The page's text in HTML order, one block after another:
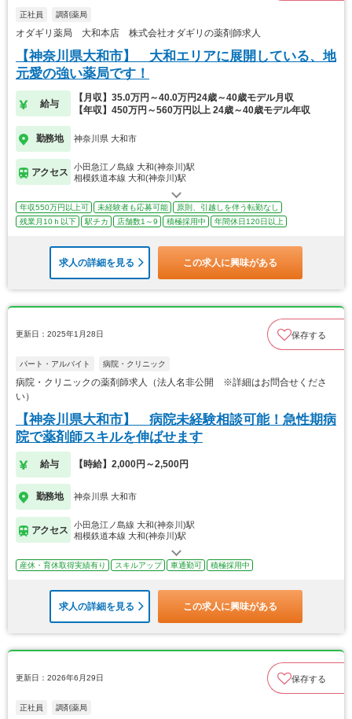
正社員 調剤薬局
オダギリ薬局 大和本店 株式会社オダギリの薬剤師求人
【神奈川県大和市】 大和エリアに展開している、地
元愛の強い薬局です！
給与
【月収】35.0万円～40.0万円24歳～40歳モデル月収
【年収】450万円～560万円以上 24歳～40歳モデル年収
勤務地 神奈川県 大和市
アクセス
小田急江ノ島線 大和(神奈川)駅
相模鉄道本線 大和(神奈川)駅
年収550万円以上可 未経験者も応募可能
原則、引越しを伴う転勤なし
残業月10ｈ以下
駅チカ 店舗数1～9 積極採用中 年間休日120日以上
求人の詳細を見る この求人に興味がある
更新日：2025年1月28日 保存する
パート・アルバイト 病院・クリニック
病院・クリニックの薬剤師求人（法人名非公開 ※詳細はお問合せくださ
い）
【神奈川県大和市】 病院未経験相談可能！急性期病
院で薬剤師スキルを伸ばせます
給与 【時給】2,000円～2,500円
勤務地 神奈川県 大和市
アクセス
小田急江ノ島線 大和(神奈川)駅
相模鉄道本線 大和(神奈川)駅
産休・育休取得実績有り スキルアップ 車通勤可 積極採用中
求人の詳細を見る この求人に興味がある
更新日：2026年6月29日 保存する
正社員 調剤薬局